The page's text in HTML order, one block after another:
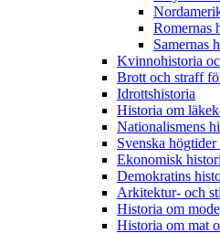
Romernas
Samernas
Kvinnohistoria
Brott och straff
Idrottshistoria
Historia om
Nationalismens
Svenska
Ekonomisk
Demokratins
Arkitektur- och
Historia om
Historia om mat